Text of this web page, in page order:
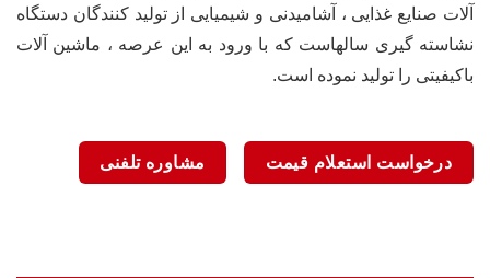
آلات صنایع غذایی ، آشامیدنی و شیمیایی از تولید کنندگان دستگاه
نشاسته گیری سالهاست که با ورود به این عرصه ، ماشین آلات
باکیفیتی را تولید نموده است.
درخواست استعلام قیمت مشاوره تلفنی